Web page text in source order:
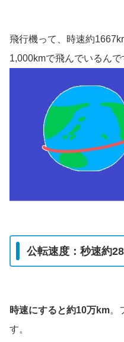
飛行機って、時速約
1,000kmで飛んでいるんで
公転速度：秒速約
時速にすると約10万km。
す。